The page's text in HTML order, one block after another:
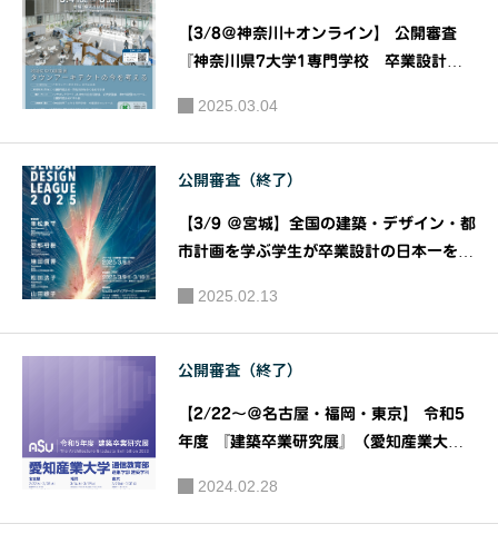
【3/8＠神奈川+オンライン】 公開審査
『神奈川県7大学1専門学校 卒業設計コ
ながわ建築祭2025｜主催：JIA 関東甲信
越支部 神奈川地域会(JIA神奈川)
2025.03.04
公開審査（終了）
【3/9 ＠宮城】全国の建築・デザイン・都
市計画を学ぶ学生が卒業設計の日本一を競
卒業設計日本一決定戦』公開審査｜主催：
仙台建築都市学生会議 せんだいメディア
テーク
2025.02.13
公開審査（終了）
【2/22〜＠名古屋・福岡・東京】 令和5
年度 『建築卒業研究展』（愛知産業大学
愛知産業大学 通信教育部 造形学部 建築学
科
2024.02.28